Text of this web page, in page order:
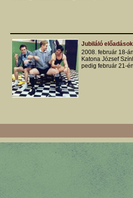
Jubiláló
2008. február 18-
Katona József
pedig február 21-